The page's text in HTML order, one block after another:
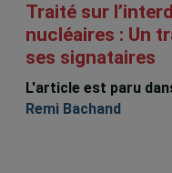
Traité sur
nucléaires : Un
ses signataires
L'article est paru
Remi Bachand